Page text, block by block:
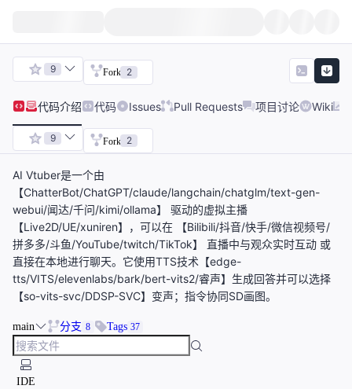
9 Fork 2
代码介绍 代码 Issues Pull Requests 项目讨论 Wiki
9 Fork 2
AI Vtuber是一个由
【ChatterBot/ChatGPT/claude/langchain/chatglm/text-gen-
webui/闻达/千问/kimi/ollama】 驱动的虚拟主播
【Live2D/UE/xuniren】，可以在 【Bilibili/抖音/快手/微信视频号/
拼多多/斗鱼/YouTube/twitch/TikTok】 直播中与观众实时互动 或
直接在本地进行聊天。它使用TTS技术【edge-
tts/VITS/elevenlabs/bark/bert-vits2/睿声】生成回答并可以选择
【so-vits-svc/DDSP-SVC】变声；指令协同SD画图。
main 分支 8 Tags 37
IDE